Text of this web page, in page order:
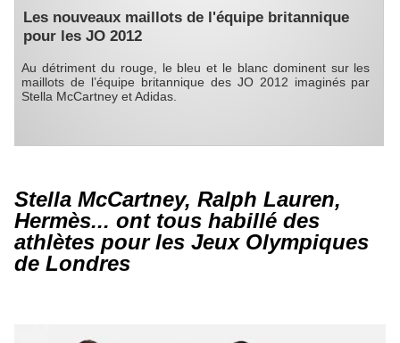
Les nouveaux maillots de l'équipe britannique
pour les JO 2012
Au détriment du rouge, le bleu et le blanc dominent sur les
maillots de l’équipe britannique des JO 2012 imaginés par
Stella McCartney et Adidas.
Stella McCartney, Ralph Lauren,
Hermès... ont tous habillé des
athlètes pour les Jeux Olympiques
de Londres